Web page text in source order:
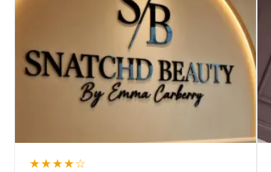
★★★★☆